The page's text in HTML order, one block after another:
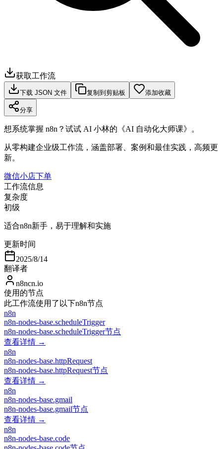
获取工作流
下载 JSON 文件 复制到剪贴板 添加收藏
分享
想系统掌握 n8n？试试 AI 小林的《AI 自动化大师课》。
从零构建企业级工作流，涵盖部署、案例和最佳实践，高频更
新。
微信小店下单
工作流信息
复杂度
初级
适合n8n新手，易于理解和实施
更新时间
2025/8/14
翻译者
n8ncn.io
使用的节点
此工作流使用了以下n8n节点
n8n
n8n-nodes-base.scheduleTrigger
n8n-nodes-base.scheduleTrigger节点
查看详情 →
n8n
n8n-nodes-base.httpRequest
n8n-nodes-base.httpRequest节点
查看详情 →
n8n
n8n-nodes-base.gmail
n8n-nodes-base.gmail节点
查看详情 →
n8n
n8n-nodes-base.code